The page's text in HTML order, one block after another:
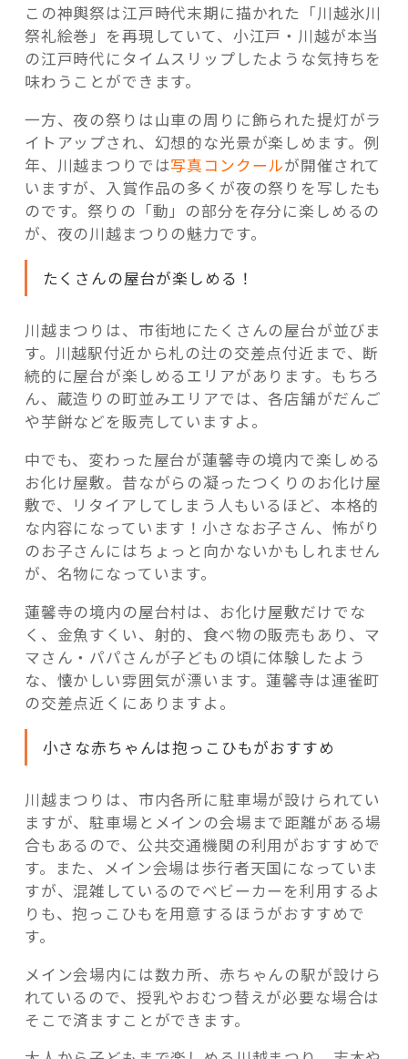
この神輿祭は江戸時代末期に描かれた「川越氷川
祭礼絵巻」を再現していて、小江戸・川越が本当
の江戸時代にタイムスリップしたような気持ちを
味わうことができます。
一方、夜の祭りは山車の周りに飾られた提灯がラ
イトアップされ、幻想的な光景が楽しめます。例
年、川越まつりでは写真コンクールが開催されて
いますが、入賞作品の多くが夜の祭りを写したも
のです。祭りの「動」の部分を存分に楽しめるの
が、夜の川越まつりの魅力です。
たくさんの屋台が楽しめる！
川越まつりは、市街地にたくさんの屋台が並びま
す。川越駅付近から札の辻の交差点付近まで、断
続的に屋台が楽しめるエリアがあります。もちろ
ん、蔵造りの町並みエリアでは、各店舗がだんご
や芋餅などを販売していますよ。
中でも、変わった屋台が蓮馨寺の境内で楽しめる
お化け屋敷。昔ながらの凝ったつくりのお化け屋
敷で、リタイアしてしまう人もいるほど、本格的
な内容になっています！小さなお子さん、怖がり
のお子さんにはちょっと向かないかもしれません
が、名物になっています。
蓮馨寺の境内の屋台村は、お化け屋敷だけでな
く、金魚すくい、射的、食べ物の販売もあり、マ
マさん・パパさんが子どもの頃に体験したよう
な、懐かしい雰囲気が漂います。蓮馨寺は連雀町
の交差点近くにありますよ。
小さな赤ちゃんは抱っこひもがおすすめ
川越まつりは、市内各所に駐車場が設けられてい
ますが、駐車場とメインの会場まで距離がある場
合もあるので、公共交通機関の利用がおすすめで
す。また、メイン会場は歩行者天国になっていま
すが、混雑しているのでベビーカーを利用するよ
りも、抱っこひもを用意するほうがおすすめで
す。
メイン会場内には数カ所、赤ちゃんの駅が設けら
れているので、授乳やおむつ替えが必要な場合は
そこで済ますことができます。